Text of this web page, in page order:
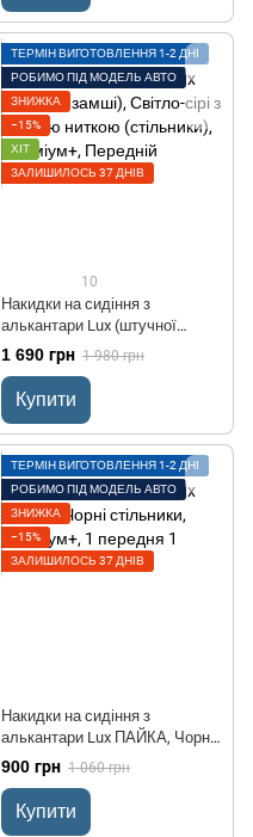
ТЕРМІН ВИГОТОВЛЕННЯ 1-2 ДНІ
РОБИМО ПІД МОДЕЛЬ АВТО
ЗНИЖКА
−15%
ХІТ
ЗАЛИШИЛОСЬ 37 ДНІВ
10
Накидки на сидіння з
алькантари Lux (штучної
замші), Світло-сірі з чорною
ниткою (стільники), Преміум+,
Передній комплект
1 690 грн 1 980 грн
Купити
ТЕРМІН ВИГОТОВЛЕННЯ 1-2 ДНІ
РОБИМО ПІД МОДЕЛЬ АВТО
ЗНИЖКА
−15%
ЗАЛИШИЛОСЬ 37 ДНІВ
Накидки на сидіння з
алькантари Lux ПАЙКА, Чорні
стільники, Преміум+, 1
передня
900 грн 1 060 грн
Купити